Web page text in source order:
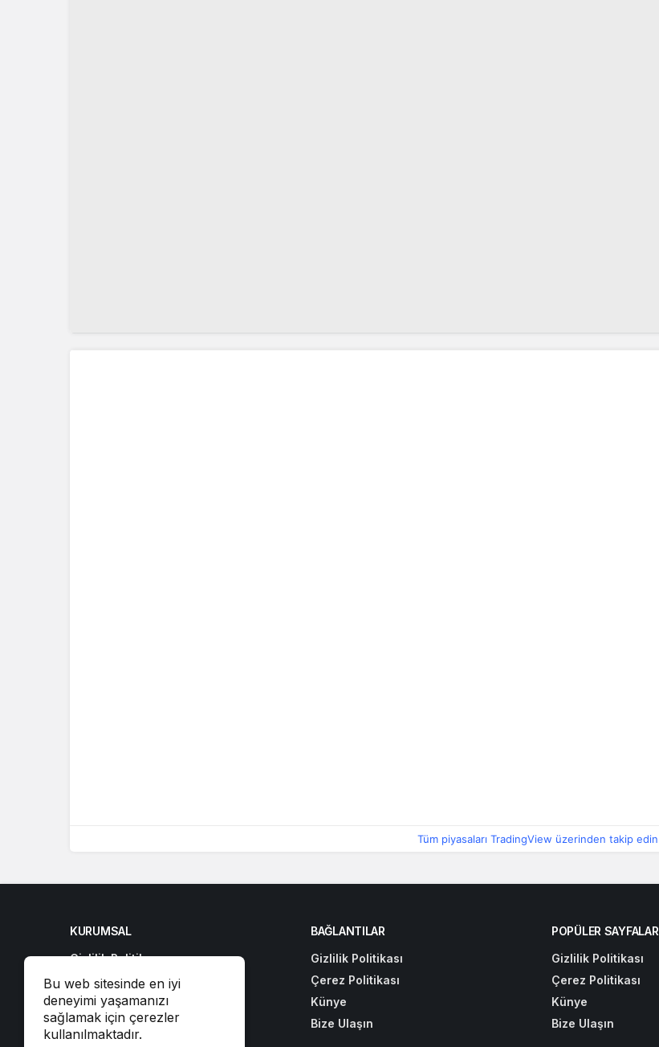
Tüm piyasaları TradingView üzerinden takip edin
Bu web sitesinde en iyi
deneyimi yaşamanızı
sağlamak için çerezler
kullanılmaktadır.
KURUMSAL
Gizlilik Politikası
Çerez Politikası
Künye
Bize Ulaşın
BAĞLANTILAR
Gizlilik Politikası
Çerez Politikası
Künye
Bize Ulaşın
POPÜLER SAYFALAR
Gizlilik Politikası
Çerez Politikası
Künye
Bize Ulaşın